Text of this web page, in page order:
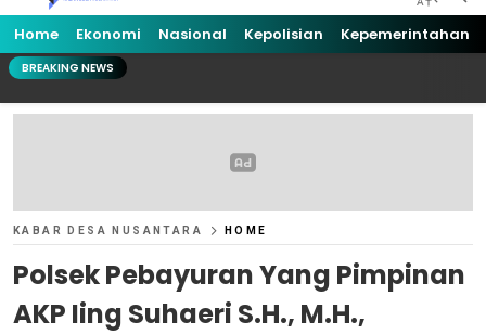
Home Ekonomi Nasional Kepolisian Kepemerintahan
BREAKING NEWS
KABAR DESA NUSANTARA HOME
Polsek Pebayuran Yang Pimpinan
AKP Iing Suhaeri S.H., M.H.,